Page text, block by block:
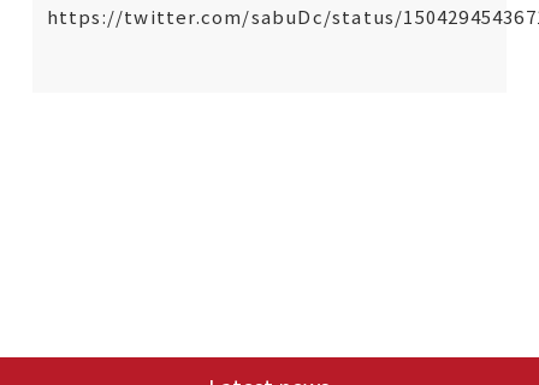
https://twitter.com/sabuDc/status/